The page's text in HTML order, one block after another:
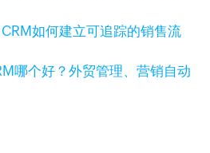
如何建立可追踪的销售流
哪个好？外贸管理、营销自动